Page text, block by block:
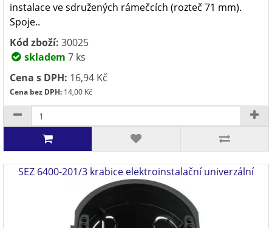
instalace ve sdružených rámečcích (rozteč 71 mm).
Spoje..
Kód zboží: 30025
skladem 7 ks
Cena s DPH: 16,94 Kč
Cena bez DPH: 14,00 Kč
SEZ 6400-201/3 krabice elektroinstalační univerzální